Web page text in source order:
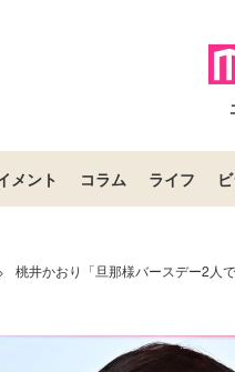
メント コラム ライフ
>
桃井かおり「旦那様バースデー2人